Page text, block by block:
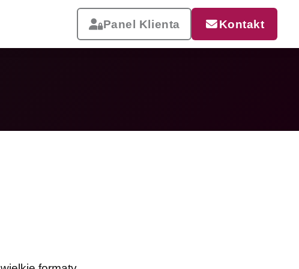
›
Zobacz całą ofertę
Panel Klienta Kontakt